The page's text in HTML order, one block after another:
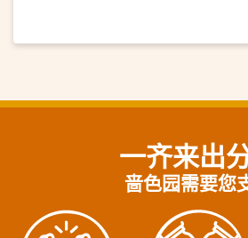
一齐来出
啬色园需要您